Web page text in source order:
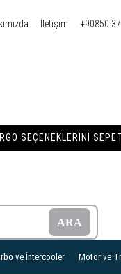
İletişim +90850
SEÇENEKLERINI
ve İntercooler Motor ve